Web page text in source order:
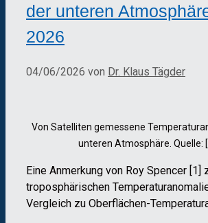
der unteren
2026
04/06/2026 von Dr. Klaus Tägder
Von Satelliten gemessene
unteren Atmosphäre. Quelle:
Eine Anmerkung von Roy Spencer [1]
troposphärischen
Vergleich zu Oberflächen-